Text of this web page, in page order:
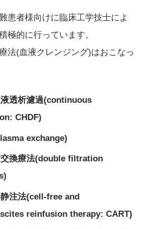
患者様向けに臨床工学技士によ
極的に行っています。
法(血液クレンジング)はおこなっ
透析濾過(continuous
CHDF)
exchange)
交換療法(double filtration
注法(cell-free and
reinfusion therapy: CART)